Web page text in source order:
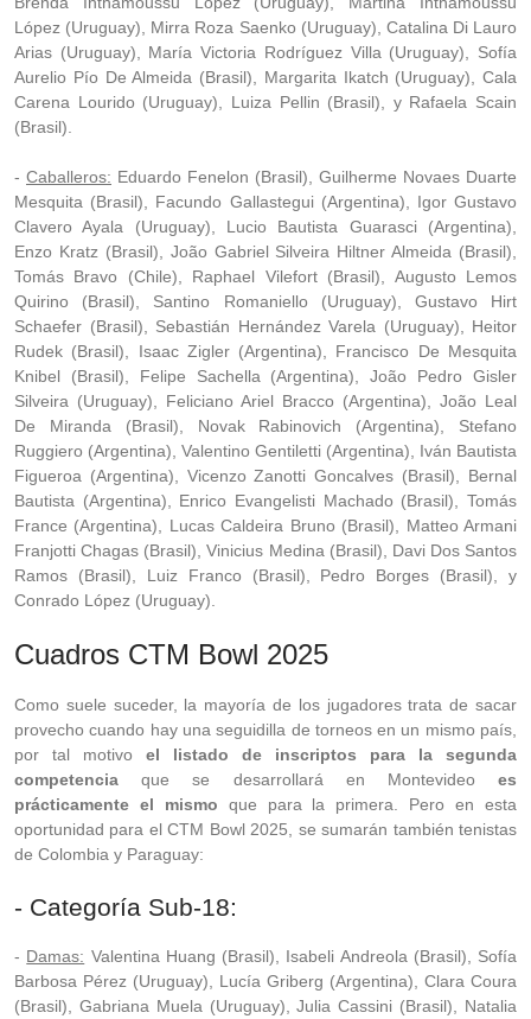
López (Uruguay), Mirra Roza Saenko (Uruguay), Catalina Di Lauro
Arias (Uruguay), María Victoria Rodríguez Villa (Uruguay), Sofía
Aurelio Pío De Almeida (Brasil), Margarita Ikatch (Uruguay), Cala
Carena Lourido (Uruguay), Luiza Pellin (Brasil), y Rafaela Scain
(Brasil).
- Caballeros: Eduardo Fenelon (Brasil), Guilherme Novaes Duarte
Mesquita (Brasil), Facundo Gallastegui (Argentina), Igor Gustavo
Clavero Ayala (Uruguay), Lucio Bautista Guarasci (Argentina),
Enzo Kratz (Brasil), João Gabriel Silveira Hiltner Almeida (Brasil),
Tomás Bravo (Chile), Raphael Vilefort (Brasil), Augusto Lemos
Quirino (Brasil), Santino Romaniello (Uruguay), Gustavo Hirt
Schaefer (Brasil), Sebastián Hernández Varela (Uruguay), Heitor
Rudek (Brasil), Isaac Zigler (Argentina), Francisco De Mesquita
Knibel (Brasil), Felipe Sachella (Argentina), João Pedro Gisler
Silveira (Uruguay), Feliciano Ariel Bracco (Argentina), João Leal
De Miranda (Brasil), Novak Rabinovich (Argentina), Stefano
Ruggiero (Argentina), Valentino Gentiletti (Argentina), Iván Bautista
Figueroa (Argentina), Vicenzo Zanotti Goncalves (Brasil), Bernal
Bautista (Argentina), Enrico Evangelisti Machado (Brasil), Tomás
France (Argentina), Lucas Caldeira Bruno (Brasil), Matteo Armani
Franjotti Chagas (Brasil), Vinicius Medina (Brasil), Davi Dos Santos
Ramos (Brasil), Luiz Franco (Brasil), Pedro Borges (Brasil), y
Conrado López (Uruguay).
Cuadros CTM Bowl 2025
Como suele suceder, la mayoría de los jugadores trata de sacar
provecho cuando hay una seguidilla de torneos en un mismo país,
por tal motivo el listado de inscriptos para la segunda
competencia que se desarrollará en Montevideo es
prácticamente el mismo que para la primera. Pero en esta
oportunidad para el CTM Bowl 2025, se sumarán también tenistas
de Colombia y Paraguay:
- Categoría Sub-18:
- Damas: Valentina Huang (Brasil), Isabeli Andreola (Brasil), Sofía
Barbosa Pérez (Uruguay), Lucía Griberg (Argentina), Clara Coura
(Brasil), Gabriana Muela (Uruguay), Julia Cassini (Brasil), Natalia